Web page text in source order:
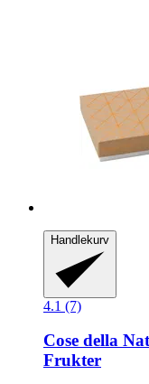
Handlekurv
4.1 (7)
Cose della
Frukter